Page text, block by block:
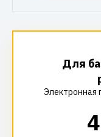
Для
Электронная